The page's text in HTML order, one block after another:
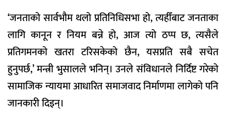
‘जनताको सार्वभौम थलो प्रतिनिधिसभा हो, त्यहीँबाट जनताका
लागि कानून र नियम बन्ने हो, आज त्यो ठप्प छ, त्यसैले
प्रतिगमनको खतरा टरिसकेको छैन, यसप्रति सबै सचेत
हुनुपर्छ,’ मन्त्री भुसालले भनिन्। उनले संविधानले निर्दिष्ट गरेको
सामाजिक न्यायमा आधारित समाजवाद निर्माणमा लागेको पनि
जानकारी दिइन्।